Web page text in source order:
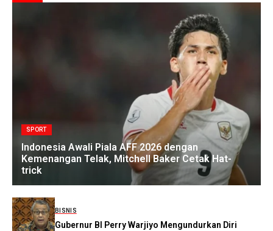
SPORT
Indonesia Awali Piala AFF 2026 dengan
Kemenangan Telak, Mitchell Baker Cetak Hat-
trick
BISNIS
Gubernur BI Perry Warjiyo Mengundurkan Diri